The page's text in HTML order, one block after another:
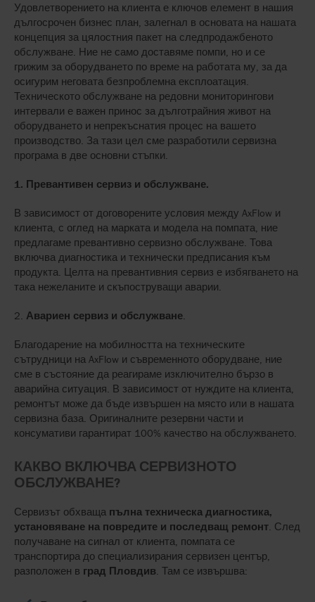
Удовлетворението на клиента е ключов елемент в нашия
дългосрочен бизнес план, залегнал в основата на нашата
концепция за цялостния пакет на следпродажбеното
обслужване. Ние не само доставяме помпи, но и се
грижим за оборудването по време на работата му, за да
осигурим неговата безпроблемна експлоатация.
Техническото обслужване на редовни мониторингови
интервали е важен принос за дълготрайния живот на
оборудването и непрекъснатия процес на вашето
производство. За тази цел сме разработили сервизна
програма в две основни стъпки.
1. Превантивен сервиз и обслужване.
В зависимост от договорените условия между AxFlow и
клиента, с оглед на марката и модела на помпата, ние
предлагаме превантивно сервизно обслужване. Това
включва диагностика и технически предписания към
продукта. Целта на превантивния сервиз е избягването на
така нежеланите и скъпоструващи аварии.
2. Авариен сервиз и обслужване.
Благодарение на мобилността на техническите
сътрудници на AxFlow и съвременното оборудване, ние
сме в състояние да реагираме изключително бързо в
аварийна ситуация. В зависимост от нуждите на клиента,
ремонтът може да бъде извършен на място или в нашата
сервизна база. Оригиналните резервни части и
консумативи гарантират 100% качество на обслужването.
КАКВО ВКЛЮЧВА СЕРВИЗНОТО
ОБСЛУЖВАНЕ?
Сервизът обхваща пълна техническа диагностика,
установяване на повредите и последващ ремонт. След
получаване на сигнал от клиента, помпата се
транспортира до специализирания сервизен център,
разположен в град Пловдив. Там се извършва: